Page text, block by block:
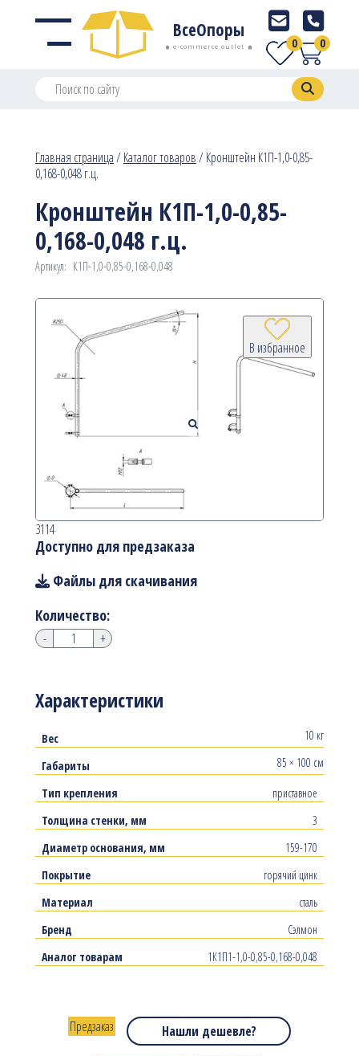
ВсеОпоры
e-commerce outlet 0
0
Главная страница/Каталог товаров/Кронштейн К1П-1,0-0,85-
0,168-0,048 г.ц.
Кронштейн К1П-1,0-0,85-
0,168-0,048 г.ц.
Артикул: К1П-1,0-0,85-0,168-0,048
В избранное
Характеристики
Вес
10 кг
Габариты
85 × 100 см
Тип крепления
приставное
Толщина стенки, мм
3
Диаметр основания, мм
159-170
Покрытие
горячий цинк
Материал
сталь
Бренд
Сэлмон
Аналог товарам
1К1П1-1,0-0,85-0,168-0,048
3114
Доступно для предзаказа
Файлы для скачивания
Количество:
- +
Нашли дешевле?
Предзаказ